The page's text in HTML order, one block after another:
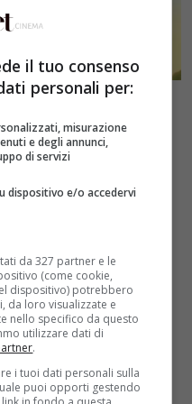
città (foto Ansa) –
castelli hanno
si trattò di
1991 de La Bella e la
a pensare ad
casa di Belle
il tuo consenso
personali per:
misurazione
e degli annunci,
di servizi
dispositivo e/o accedervi
da 327 partner e le
(come cookie,
dispositivo) potrebbero
da loro visualizzate e
nello specifico da questo
utilizzare dati di
.
i tuoi dati personali sulla
puoi opporti gestendo